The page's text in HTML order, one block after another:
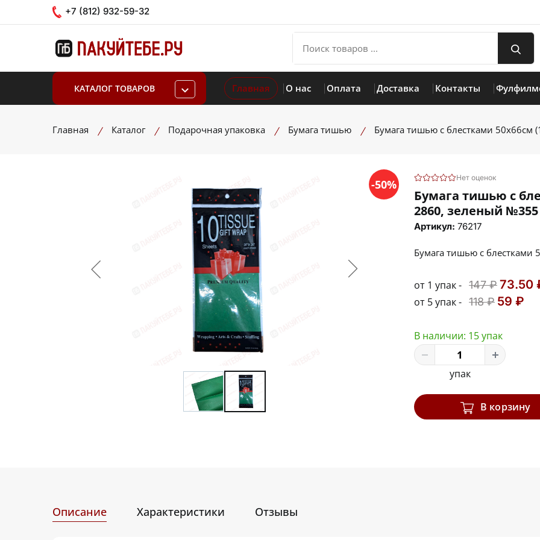
+7 (812) 932-59-32
КАТАЛОГ ТОВАРОВ Главная О нас Оплата Доставка Контакты
Главная Каталог Подарочная упаковка Бумага тишью Бумага тишью с блестками 50х66см
-50% Нет оценок
Бумага тишью с
2860, зеленый №355
Артикул: 76217
Бумага тишью с блестками
от 1 упак - 147 ₽73.50
от 5 упак - 118 ₽ 59 ₽
В наличии: 15 упак
упак
В корзину
Описание Характеристики Отзывы